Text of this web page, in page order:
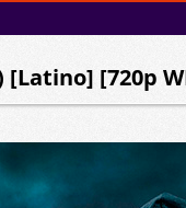
[Latino] [720p